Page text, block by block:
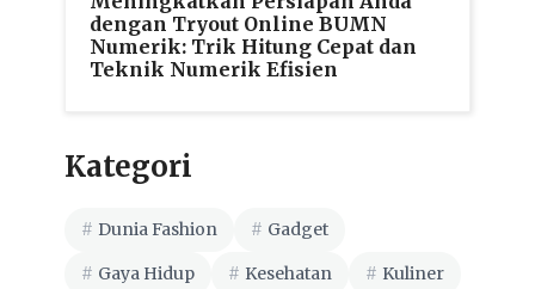
dengan Tryout Online BUMN
Numerik: Trik Hitung Cepat dan
Teknik Numerik Efisien
Kategori
Dunia Fashion Gadget
Gaya Hidup Kesehatan Kuliner